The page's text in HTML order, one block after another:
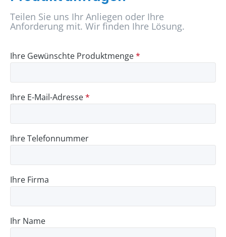
Teilen Sie uns Ihr Anliegen oder Ihre
Anforderung mit. Wir finden Ihre Lösung.
Ihre Gewünschte Produktmenge*
Ihre E-Mail-Adresse*
Ihre Telefonnummer
Ihre Firma
Ihr Name